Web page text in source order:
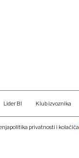
Lider BI Klub izvoznika
politika privatnosti i kolačića